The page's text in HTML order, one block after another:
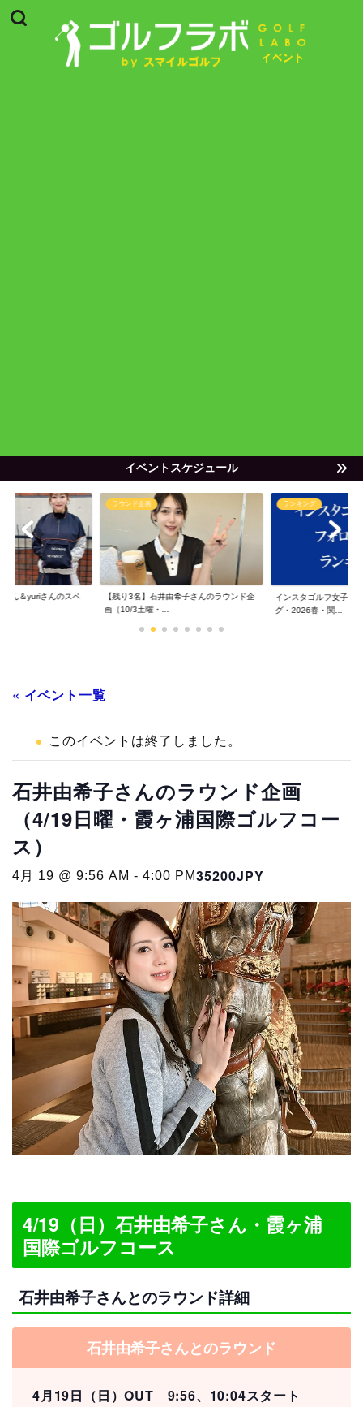
イベントスケジュール
ん＆yuriさんのスペ
ラウンド企画
【残り3名】石井由希子さんのラウンド企
画（10/3土曜・...
ランキング
インスタゴルフ女子フ
グ・2026春・関...
« イベント一覧
このイベントは終了しました。
石井由希子さんのラウンド企画
（4/19日曜・霞ヶ浦国際ゴルフコー
ス）
4月 19 @ 9:56 AM - 4:00 PM35200JPY
4/19（日）石井由希子さん・霞ヶ浦
国際ゴルフコース
石井由希子さんとのラウンド詳細
石井由希子さんとのラウンド
4月19日（日）OUT 9:56、10:04スタート